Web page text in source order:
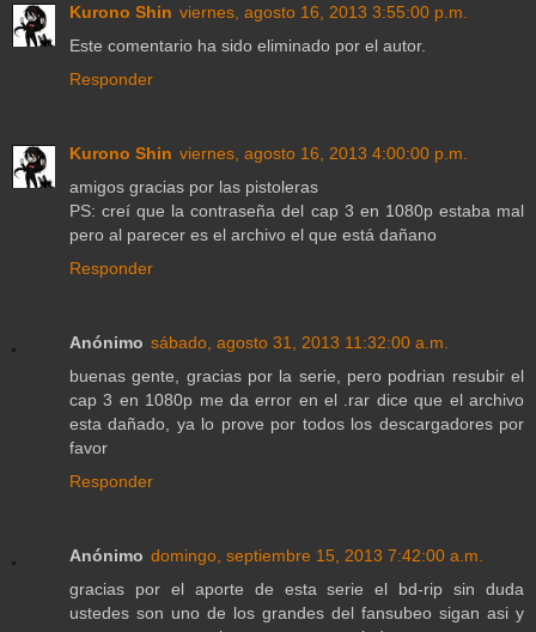
Kurono Shin viernes, agosto 16, 2013 3:55:00 p.m.
Este comentario ha sido eliminado por el autor.
Responder
Kurono Shin viernes, agosto 16, 2013 4:00:00 p.m.
amigos gracias por las pistoleras
PS: creí que la contraseña del cap 3 en 1080p estaba mal
pero al parecer es el archivo el que está dañano
Responder
Anónimo sábado, agosto 31, 2013 11:32:00 a.m.
buenas gente, gracias por la serie, pero podrian resubir el
cap 3 en 1080p me da error en el .rar dice que el archivo
esta dañado, ya lo prove por todos los descargadores por
favor
Responder
Anónimo domingo, septiembre 15, 2013 7:42:00 a.m.
gracias por el aporte de esta serie el bd-rip sin duda
ustedes son uno de los grandes del fansubeo sigan asi y